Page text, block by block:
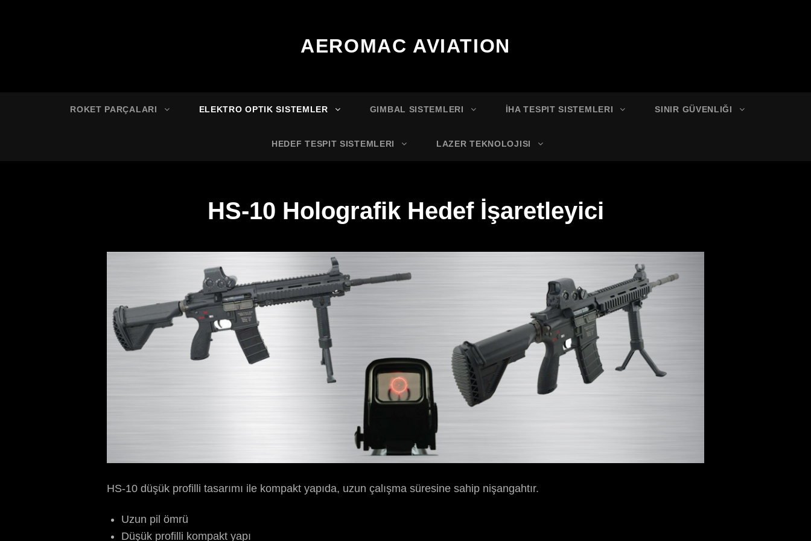
AEROMAC AVIATION
ROKET PARÇALARI ELEKTRO OPTIK SISTEMLER GIMBAL SISTEMLERI İHA TESPIT SISTEMLERI SINIR GÜVENLIĞI
HEDEF TESPIT SISTEMLERI LAZER TEKNOLOJISI
HS-10 Holografik Hedef İşaretleyici
HS-10 düşük profilli tasarımı ile kompakt yapıda, uzun çalışma süresine sahip nişangahtır.
Uzun pil ömrü
Düşük profilli kompakt yapı